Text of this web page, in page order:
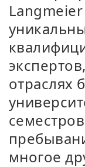
отраслях
многое